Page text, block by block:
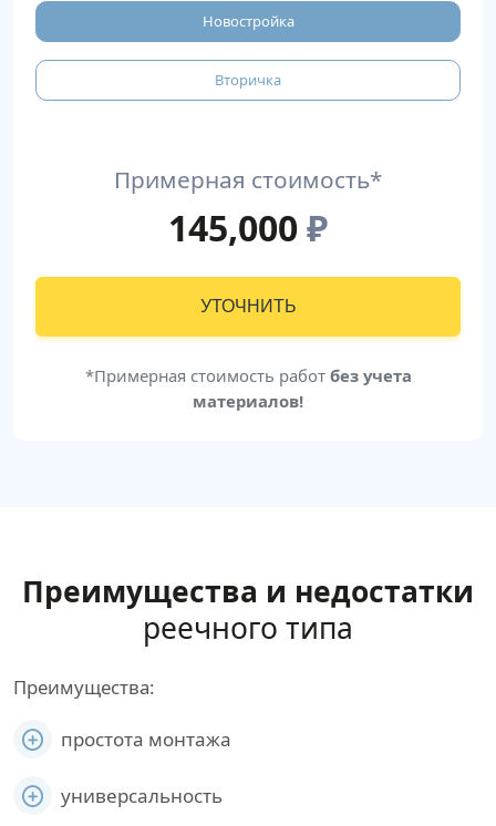
Новостройка
Вторичка
Примерная стоимость*
145,000₽
УТОЧНИТЬ
*Примерная стоимость работ без учета
материалов!
Преимущества и недостатки
реечного типа
Преимущества:
простота монтажа
универсальность